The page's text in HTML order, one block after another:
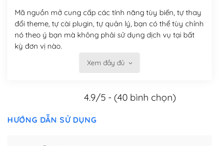
Mã nguồn mở cung cấp các tính năng tùy biến, tự thay
đổi theme, tự cài plugin, tự quản lý, bạn có thể tùy chỉnh
nó theo ý bạn mà không phải sử dụng dịch vụ tại bất
kỳ đơn vị nào.
Việc của bạn là đăng ký một tên miền và hosting để
Có thể tùy biến trên website WordPress
– Thân thiện với công cụ tìm kiếm
Xem đầy đủ
4.9/5 - (40 bình chọn)
HƯỚNG DẪN SỬ DỤNG